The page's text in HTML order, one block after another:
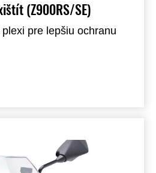
(Z900RS/SE)
pre lepšiu ochranu